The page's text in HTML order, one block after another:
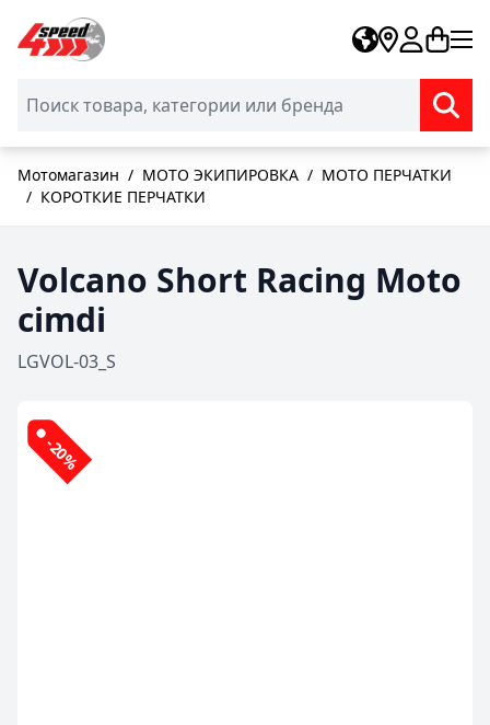
Skip to Content
Мотомагазин / МОТО ЭКИПИРОВКА / МОТО ПЕРЧАТКИ
/ КОРОТКИЕ ПЕРЧАТКИ
Volcano Short Racing Moto
cimdi
LGVOL-03_S
-20%